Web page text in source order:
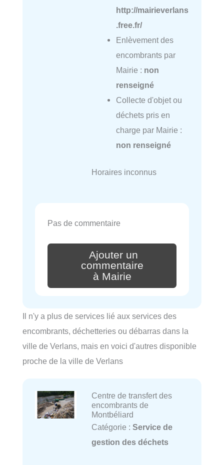
http://mairieverlans
.free.fr/
Enlèvement des
encombrants par
Mairie : non
renseigné
Collecte d'objet ou
déchets pris en
charge par Mairie :
non renseigné
Horaires inconnus
Pas de commentaire
Ajouter un
commentaire
à Mairie
Il n'y a plus de services lié aux services des
encombrants, déchetteries ou débarras dans la
ville de Verlans, mais en voici d'autres disponible
proche de la ville de Verlans
Centre de transfert des
encombrants de
Montbéliard
Catégorie : Service de
gestion des déchets